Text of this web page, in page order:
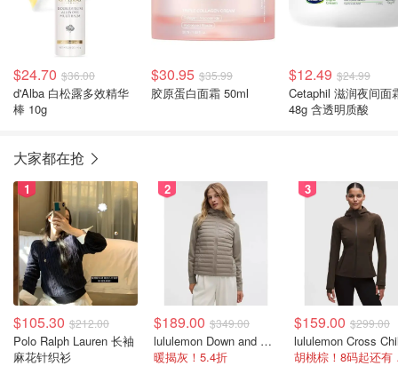
$24.70 $36.00
d'Alba 白松露多效精华
棒 10g
$30.95 $35.99
胶原蛋白面霜 50ml
$12.49 $24.99
Cetaphil 滋润夜间面
48g 含透明质酸
大家都在抢
1
$105.30 $212.00
Polo Ralph Lauren 长袖
麻花针织衫
2
$189.00 $349.00
lululemon Down and Around 羽绒夹克
暖揭灰！5.4折
3
$159.00 $299.00